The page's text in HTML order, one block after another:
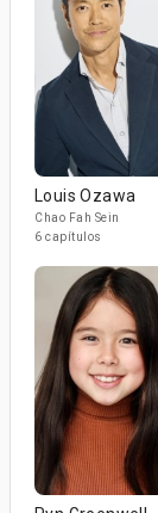
Louis Ozawa
Chao Fah Sein
6 capítulos